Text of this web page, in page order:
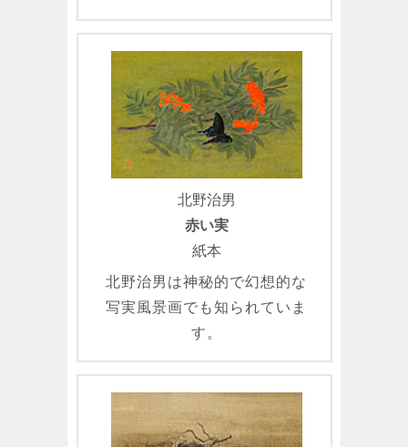
北野治男
赤い実
紙本
北野治男は神秘的で幻想的な
写実風景画でも知られていま
す。